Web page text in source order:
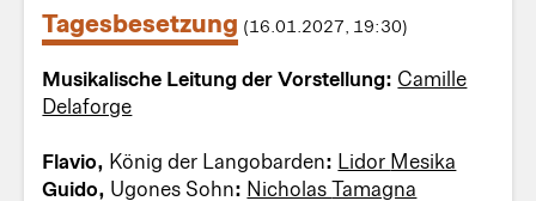
Tagesbesetzung (16.01.2027, 19:30)
Musikalische Leitung der Vorstellung: Camille
Delaforge
Flavio, König der Langobarden:
Lidor Mesika
Guido, Ugones Sohn:
Nicholas Tamagna